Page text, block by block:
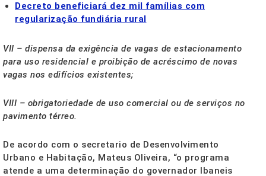
Decreto beneficiará dez mil famílias com
regularização fundiária rural
VII – dispensa da exigência de vagas de estacionamento
para uso residencial e proibição de acréscimo de novas
vagas nos edifícios existentes;
VIII – obrigatoriedade de uso comercial ou de serviços no
pavimento térreo.
De acordo com o secretario de Desenvolvimento
Urbano e Habitação, Mateus Oliveira, “o programa
atende a uma determinação do governador Ibaneis